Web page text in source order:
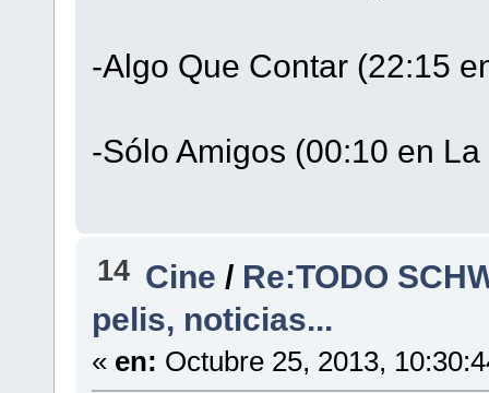
-Algo Que Contar (22:15
-Sólo Amigos (00:10 en
14 Cine/ Re:TODO
pelis, noticias...
« en: Octubre 25, 2013,